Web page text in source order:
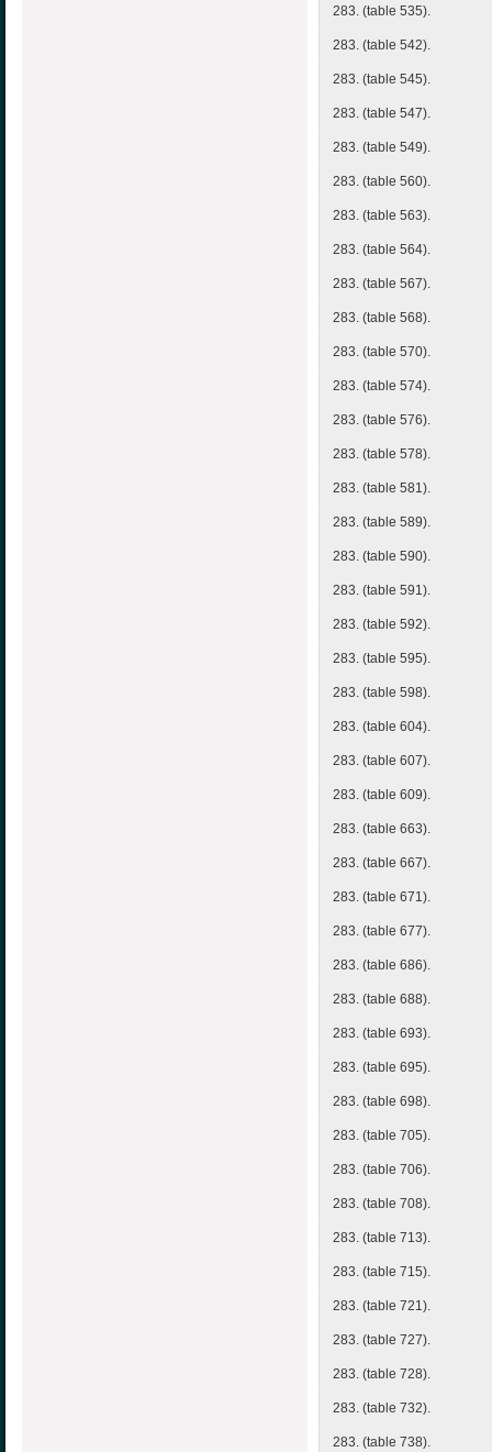
283. (table 535).
283. (table 542).
283. (table 545).
283. (table 547).
283. (table 549).
283. (table 560).
283. (table 563).
283. (table 564).
283. (table 567).
283. (table 568).
283. (table 570).
283. (table 574).
283. (table 576).
283. (table 578).
283. (table 581).
283. (table 589).
283. (table 590).
283. (table 591).
283. (table 592).
283. (table 595).
283. (table 598).
283. (table 604).
283. (table 607).
283. (table 609).
283. (table 663).
283. (table 667).
283. (table 671).
283. (table 677).
283. (table 686).
283. (table 688).
283. (table 693).
283. (table 695).
283. (table 698).
283. (table 705).
283. (table 706).
283. (table 708).
283. (table 713).
283. (table 715).
283. (table 721).
283. (table 727).
283. (table 728).
283. (table 732).
283. (table 738).